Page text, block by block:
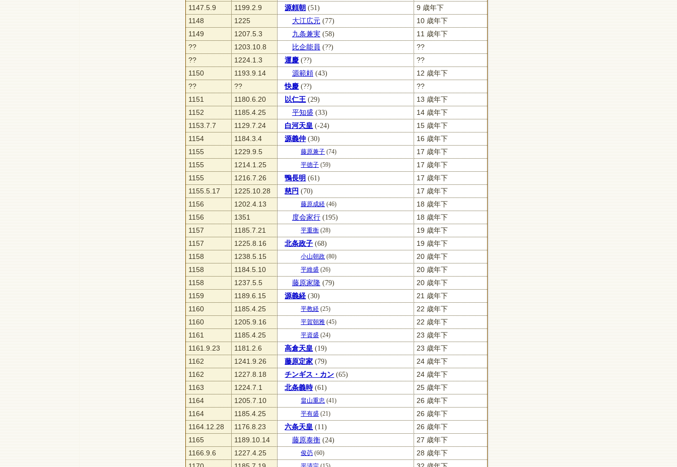
1147.5.9
1199.2.9 源頼朝 (51)
9 歳年下
1148
1225 大江広元(77)
10 歳年下
1149
1207.5.3 九条兼実(58)
11 歳年下
??
1203.10.8 比企能員 (??)
??
??
1224.1.3 運慶 (??)
??
1150
1193.9.14 源範頼(43)
12 歳年下
??
?? 快慶 (??)
??
1151
1180.6.20 以仁王 (29)
13 歳年下
1152
1185.4.25 平知盛 (33)
14 歳年下
1153.7.7
1129.7.24 白河天皇 (-24)
15 歳年下
1154
1184.3.4 源義仲 (30)
16 歳年下
1155
1229.9.5 藤原兼子 (74)
17 歳年下
1155
1214.1.25 平徳子 (59)
17 歳年下
1155
1216.7.26 鴨長明 (61)
17 歳年下
1155.5.17
1225.10.28 慈円 (70)
17 歳年下
1156
1202.4.13 藤原成経 (46)
18 歳年下
1156
1351 度会家行(195)
18 歳年下
1157
1185.7.21 平重衡 (28)
19 歳年下
1157
1225.8.16 北条政子 (68)
19 歳年下
1158
1238.5.15 小山朝政 (80)
20 歳年下
1158
1184.5.10 平維盛 (26)
20 歳年下
1158
1237.5.5 藤原家隆 (79)
20 歳年下
1159
1189.6.15 源義経(30)
21 歳年下
1160
1185.4.25 平教経 (25)
22 歳年下
1160
1205.9.16 平賀朝雅 (45)
22 歳年下
1161
1185.4.25 平資盛 (24)
23 歳年下
1161.9.23
1181.2.6 高倉天皇 (19)
23 歳年下
1162
1241.9.26 藤原定家 (79)
24 歳年下
1162
1227.8.18 チンギス・カン (65)
24 歳年下
1163
1224.7.1 北条義時(61)
25 歳年下
1164
1205.7.10 畠山重忠 (41)
26 歳年下
1164
1185.4.25 平有盛 (21)
26 歳年下
1164.12.28
1176.8.23 六条天皇 (11)
26 歳年下
1165
1189.10.14 藤原泰衡(24)
27 歳年下
1166.9.6
1227.4.25 俊芿 (60)
28 歳年下